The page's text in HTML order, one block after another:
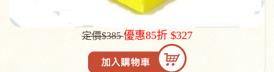
定價$385優惠85折 $327